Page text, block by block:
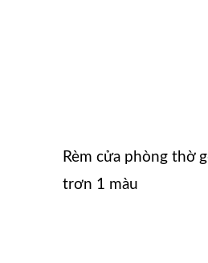
Rèm cửa phòng thờ
trơn 1 màu